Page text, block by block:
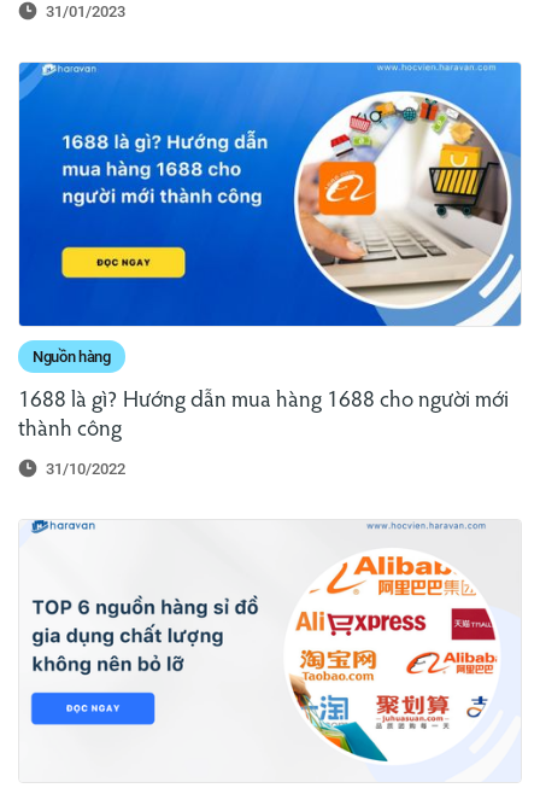
31/01/2023
Nguồn hàng
1688 là gì? Hướng dẫn mua hàng 1688 cho người mới
thành công
31/10/2022